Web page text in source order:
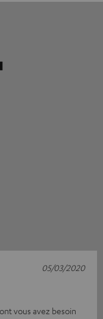
vous avez besoin
05/03/2020